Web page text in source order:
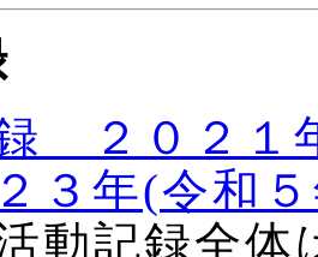
２０２１
３年(令和
動記録全体